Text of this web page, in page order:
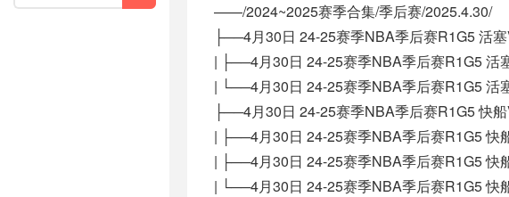
——/2024~2025赛季合集/季后赛/2025.4.30/
├──4月30日 24-25赛季NBA季后赛R1G5 活
| ├──4月30日 24-25赛季NBA季后赛R1G5 活
| └──4月30日 24-25赛季NBA季后赛R1G5 活
├──4月30日 24-25赛季NBA季后赛R1G5 快
| ├──4月30日 24-25赛季NBA季后赛R1G5 快
| ├──4月30日 24-25赛季NBA季后赛R1G5 快
| └──4月30日 24-25赛季NBA季后赛R1G5 快